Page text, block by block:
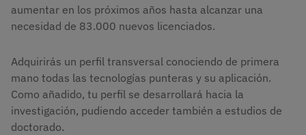
aumentar en los próximos años hasta alcanzar una
necesidad de 83.000 nuevos licenciados.
Adquirirás un perfil transversal conociendo de primera
mano todas las tecnologías punteras y su aplicación.
Como añadido, tu perfil se desarrollará hacia la
investigación, pudiendo acceder también a estudios de
doctorado.